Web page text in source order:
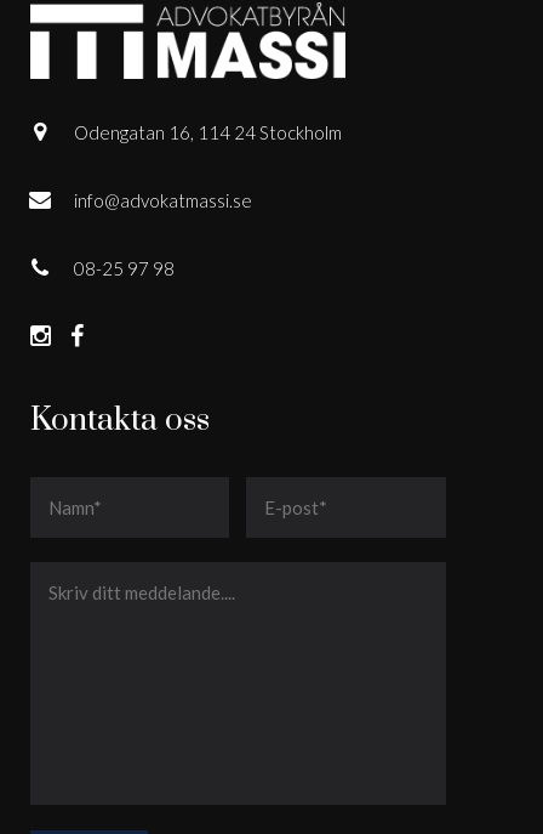
Kontakta oss
Odengatan 16, 114 24 Stockholm
info@advokatmassi.se
08-25 97 98